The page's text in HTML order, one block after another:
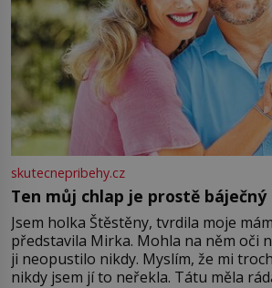
skutecnepribehy.cz
Ten můj chlap je prostě báječný
Jsem holka Štěstěny, tvrdila moje
představila Mirka. Mohla na něm oči
ji neopustilo nikdy. Myslím, že mi
nikdy jsem jí to neřekla. Tátu měla